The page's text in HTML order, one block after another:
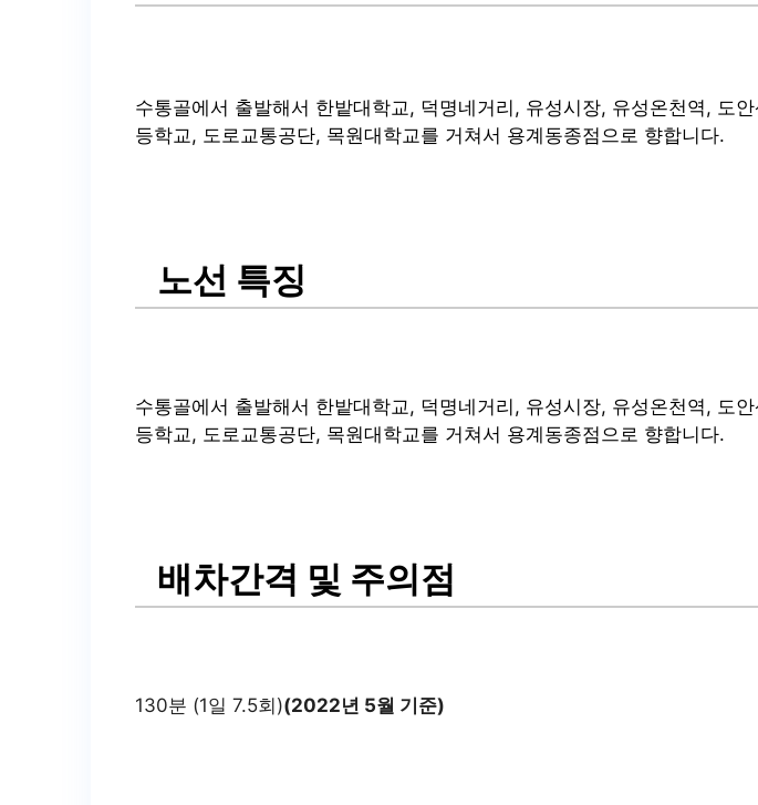
수통골에서 출발해서 한밭대학교, 덕명네거리, 유성시장, 유성온천역, 도
등학교, 도로교통공단, 목원대학교를 거쳐서 용계동종점으로 향합니다.
노선 특징
수통골에서 출발해서 한밭대학교, 덕명네거리, 유성시장, 유성온천역, 도
등학교, 도로교통공단, 목원대학교를 거쳐서 용계동종점으로 향합니다.
배차간격 및 주의점
130분 (1일 7.5회)(2022년 5월 기준)